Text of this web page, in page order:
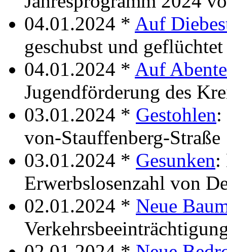
04.01.2024 * Auf
geschubst und geflüchtet
04.01.2024 * Auf
Jugendförderung des
03.01.2024 * Gestohlen:
von-Stauffenberg-Straße
03.01.2024 * Gesunken:
Erwerbslosenzahl von
02.01.2024 * Neue